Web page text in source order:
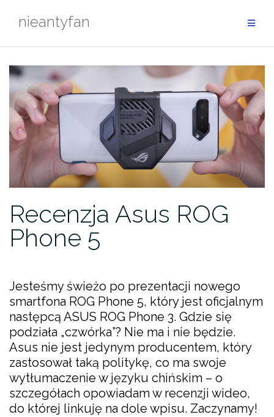
nieantyfan
Recenzja Asus ROG
Phone 5
Jesteśmy świeżo po prezentacji nowego
smartfona ROG Phone 5, który jest oficjalnym
następcą ASUS ROG Phone 3. Gdzie się
podziała „czwórka”? Nie ma i nie będzie.
Asus nie jest jedynym producentem, który
zastosował taką politykę, co ma swoje
wytłumaczenie w języku chińskim – o
szczegółach opowiadam w recenzji wideo,
do której linkuję na dole wpisu. Zaczynamy!